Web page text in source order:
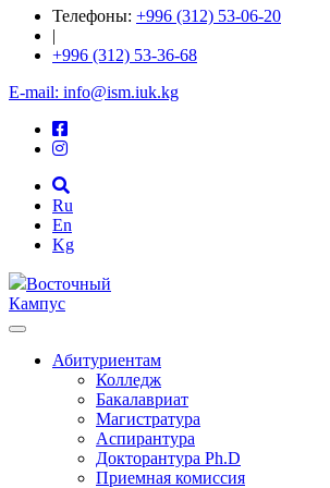
Телефоны: +996 (312) 53-06-20
|
+996 (312) 53-36-68
E-mail: info@ism.iuk.kg
Ru
En
Kg
Восточный
Кампус
Абитуриентам
Колледж
Бакалавриат
Магистратура
Аспирантура
Докторантура Ph.D
Приемная комиссия